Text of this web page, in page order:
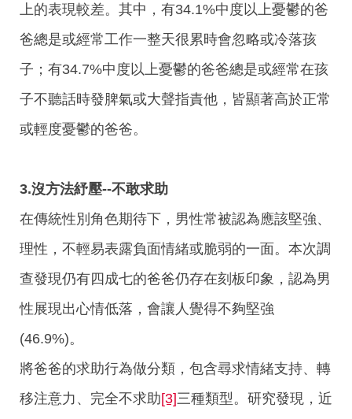
上的表現較差。其中，有34.1%中度以上憂鬱的爸
爸總是或經常工作一整天很累時會忽略或冷落孩
子；有34.7%中度以上憂鬱的爸爸總是或經常在孩
子不聽話時發脾氣或大聲指責他，皆顯著高於正常
或輕度憂鬱的爸爸。
3.沒方法紓壓--不敢求助
在傳統性別角色期待下，男性常被認為應該堅強、
理性，不輕易表露負面情緒或脆弱的一面。本次調
查發現仍有四成七的爸爸仍存在刻板印象，認為男
性展現出心情低落，會讓人覺得不夠堅強
(46.9%)。
將爸爸的求助行為做分類，包含尋求情緒支持、轉
移注意力、完全不求助[3]三種類型。研究發現，近